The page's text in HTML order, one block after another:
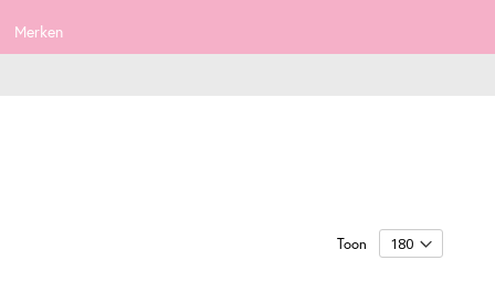
Merken
Toon